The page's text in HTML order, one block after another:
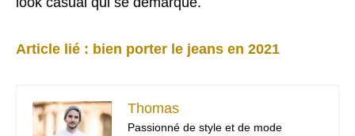
Article lié : bien porter le jeans en 2021
Thomas
Passionné de style et de mode